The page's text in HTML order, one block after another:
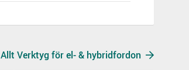
Allt Verktyg för el- & hybridfordon